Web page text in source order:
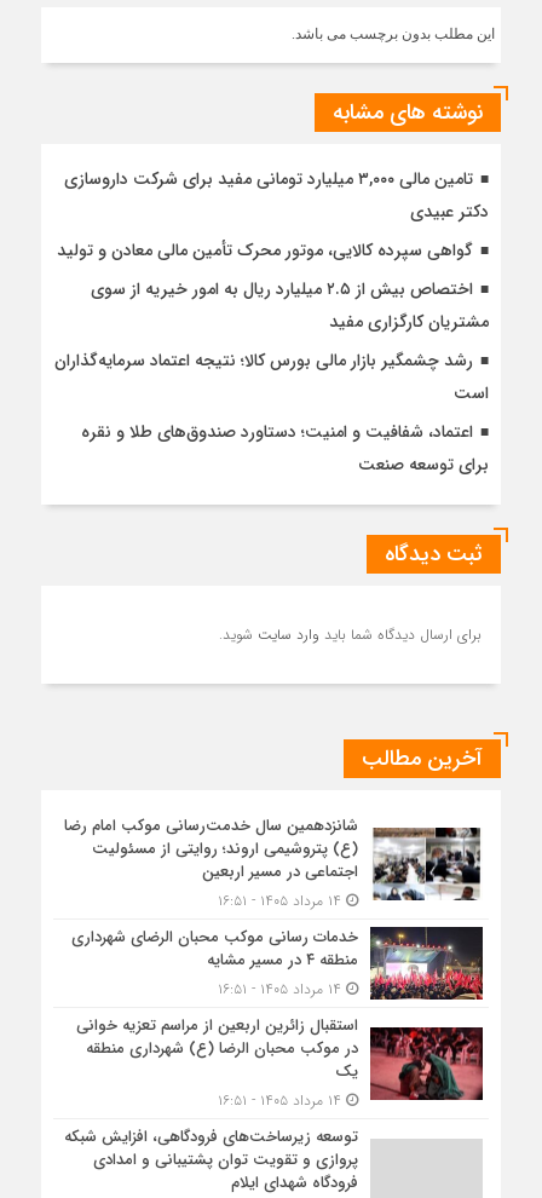
این مطلب بدون برچسب می باشد.
نوشته های مشابه
تامین مالی ۳,۰۰۰ میلیارد تومانی مفید برای شرکت داروسازی
دکتر عبیدی
گواهی سپرده کالایی، موتور محرک تأمین مالی معادن و تولید
اختصاص بیش از ۲.۵ میلیارد ریال به امور خیریه از سوی
مشتریان کارگزاری مفید
رشد چشمگیر بازار مالی بورس کالا؛ نتیجه اعتماد سرمایه‌گذاران
است
اعتماد، شفافیت و امنیت؛ دستاورد صندوق‌های طلا و نقره
برای توسعه صنعت
ثبت دیدگاه
برای ارسال دیدگاه شما باید وارد سایت شوید.
آخرین مطالب
شانزدهمین سال خدمت‌رسانی موکب امام رضا
(ع) پتروشیمی اروند؛ روایتی از مسئولیت
اجتماعی در مسیر اربعین
خدمات رسانی موکب محبان الرضای شهرداری
منطقه ۴ در مسیر مشایه
استقبال زائرین اربعین از مراسم تعزیه خوانی
در موکب محبان الرضا (ع) شهرداری منطقه
یک
توسعه زیرساخت‌های فرودگاهی، افزایش شبکه
پروازی و تقویت توان پشتیبانی و امدادی
فرودگاه شهدای ایلام